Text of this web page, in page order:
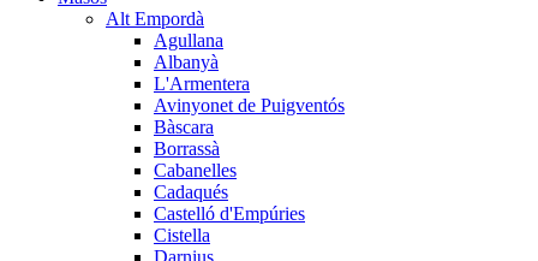
Alt Empordà
Agullana
Albanyà
L'Armentera
Avinyonet de Puigventós
Bàscara
Borrassà
Cabanelles
Cadaqués
Castelló d'Empúries
Cistella
Darnius